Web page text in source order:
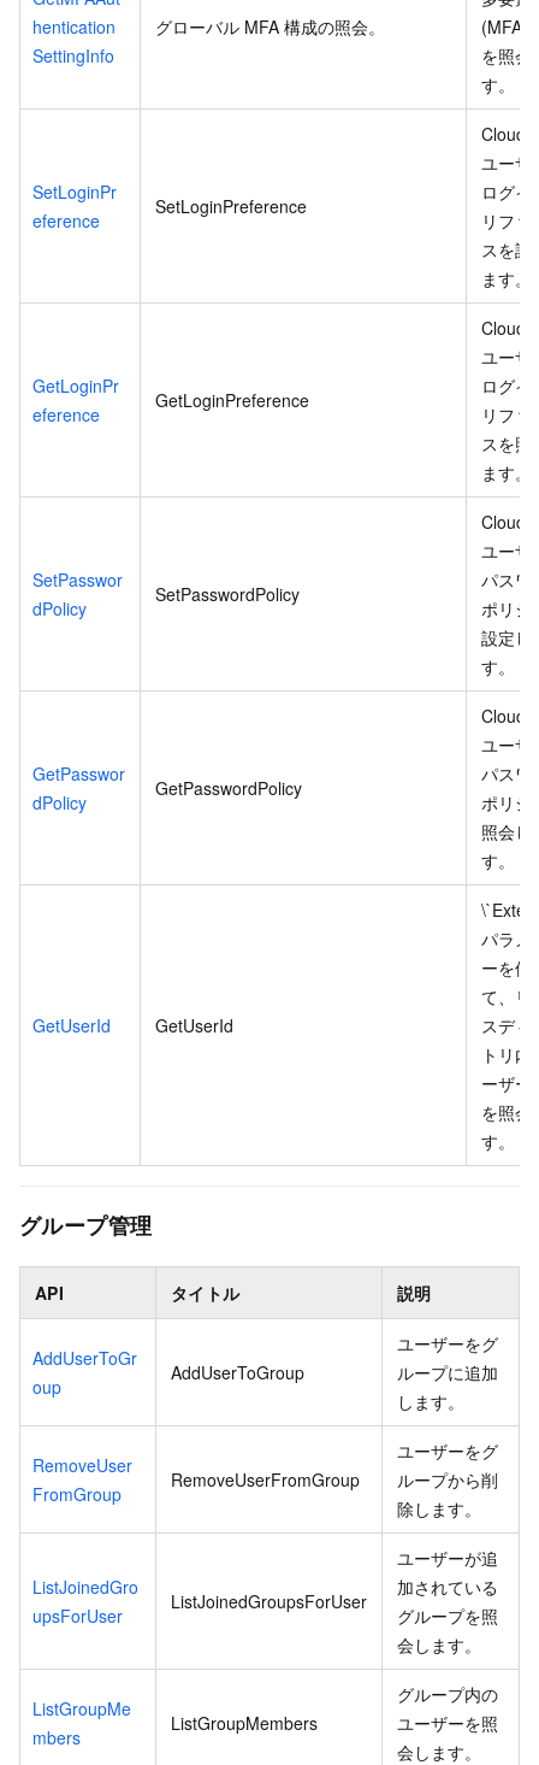
hentication
SettingInfo
グローバル MFA 構成の照会。
(MFA)
を照会
す。
SetLoginPr
eference
SetLoginPreference
ユーザ
ログイ
リファ
スを設
ます。
GetLoginPr
eference
GetLoginPreference
ユーザ
ログイ
リファ
スを照
ます。
SetPasswor
dPolicy
SetPasswordPolicy
ユーザ
パスワ
ポリシ
設定し
す。
GetPasswor
dPolicy
GetPasswordPolicy
ユーザ
パスワ
ポリシ
照会し
す。
GetUserId GetUserId
パラメ
ーを使
て、リ
スディ
トリ内
ーザー
を照会
す。
グループ管理
API タイトル 説明
AddUserToGr
oup
AddUserToGroup
ユーザーをグ
ループに追加
します。
RemoveUser
FromGroup
RemoveUserFromGroup
ユーザーをグ
ループから削
除します。
ListJoinedGro
upsForUser
ListJoinedGroupsForUser
ユーザーが追
加されている
グループを照
会します。
ListGroupMe
mbers
ListGroupMembers
グループ内の
ユーザーを照
会します。